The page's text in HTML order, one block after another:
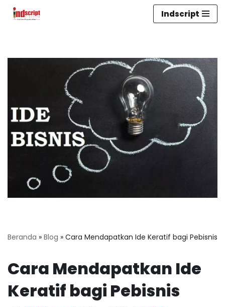
Indscript
Beranda » Blog » Cara Mendapatkan Ide Keratif bagi Pebisnis
Cara Mendapatkan Ide
Keratif bagi Pebisnis